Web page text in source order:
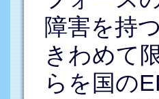
障害を持
きわめて
らを国の